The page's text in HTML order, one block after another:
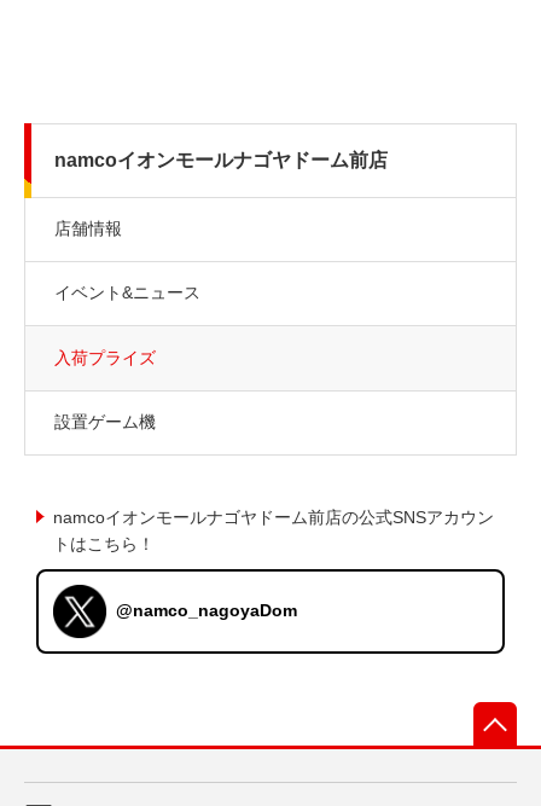
namcoイオンモールナゴヤドーム前店
店舗情報
イベント&ニュース
入荷プライズ
設置ゲーム機
namcoイオンモールナゴヤドーム前店の公式SNSアカウン
トはこちら！
@namco_nagoyaDom